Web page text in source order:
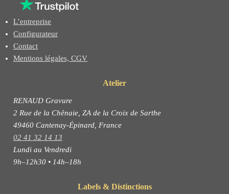
L’entreprise
Configurateur
Contact
Mentions légales, CGV
Atelier
RENAUD Gravure
2 Rue de la Chênaie, ZA de la Croix de Sarthe
49460 Cantenay-Épinard, France
02 41 32 14 13
Lundi au Vendredi
9h–12h30 • 14h–18h
Labels & Distinctions